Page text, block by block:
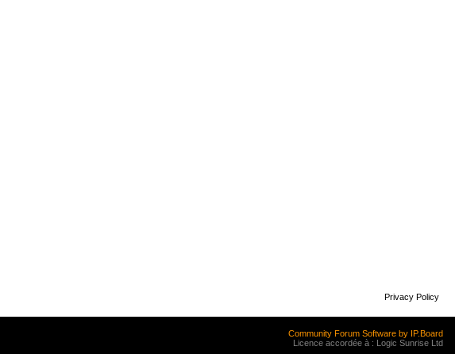
Privacy Policy
Community Forum Software by IP.Board
Licence accordée à : Logic Sunrise Ltd